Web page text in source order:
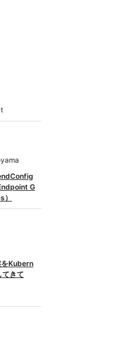
G
をKubern
きて